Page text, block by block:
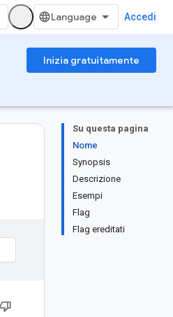
Accedi
Inizia gratuitamente
Su questa pagina
Nome
Synopsis
Descrizione
Esempi
Flag
Flag ereditati